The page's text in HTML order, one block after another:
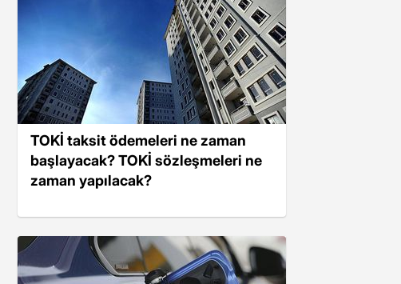
TOKİ taksit ödemeleri ne zaman
başlayacak? TOKİ sözleşmeleri ne
zaman yapılacak?